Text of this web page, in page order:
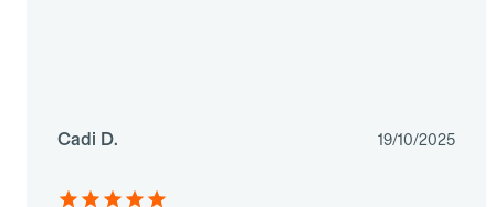
Cadi D. 19/10/2025